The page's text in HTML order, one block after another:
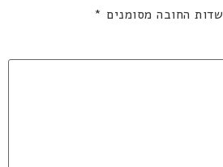
שדות החובה מסומנים *